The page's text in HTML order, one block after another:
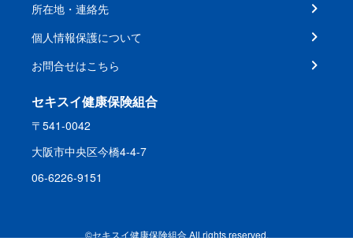
所在地・連絡先
個人情報保護について
お問合せはこちら
セキスイ健康保険組合
〒541-0042
大阪市中央区今橋4-4-7
06-6226-9151
©セキスイ健康保険組合 All rights reserved.